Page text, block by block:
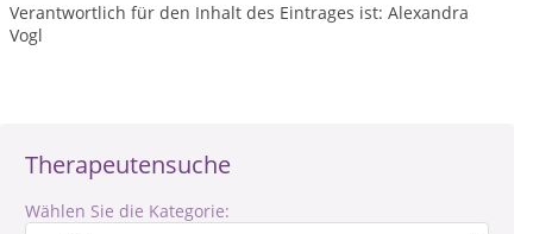
Therapeutensuche
Wählen Sie die Kategorie:
Verantwortlich für den Inhalt des Eintrages ist: Alexandra
Vogl